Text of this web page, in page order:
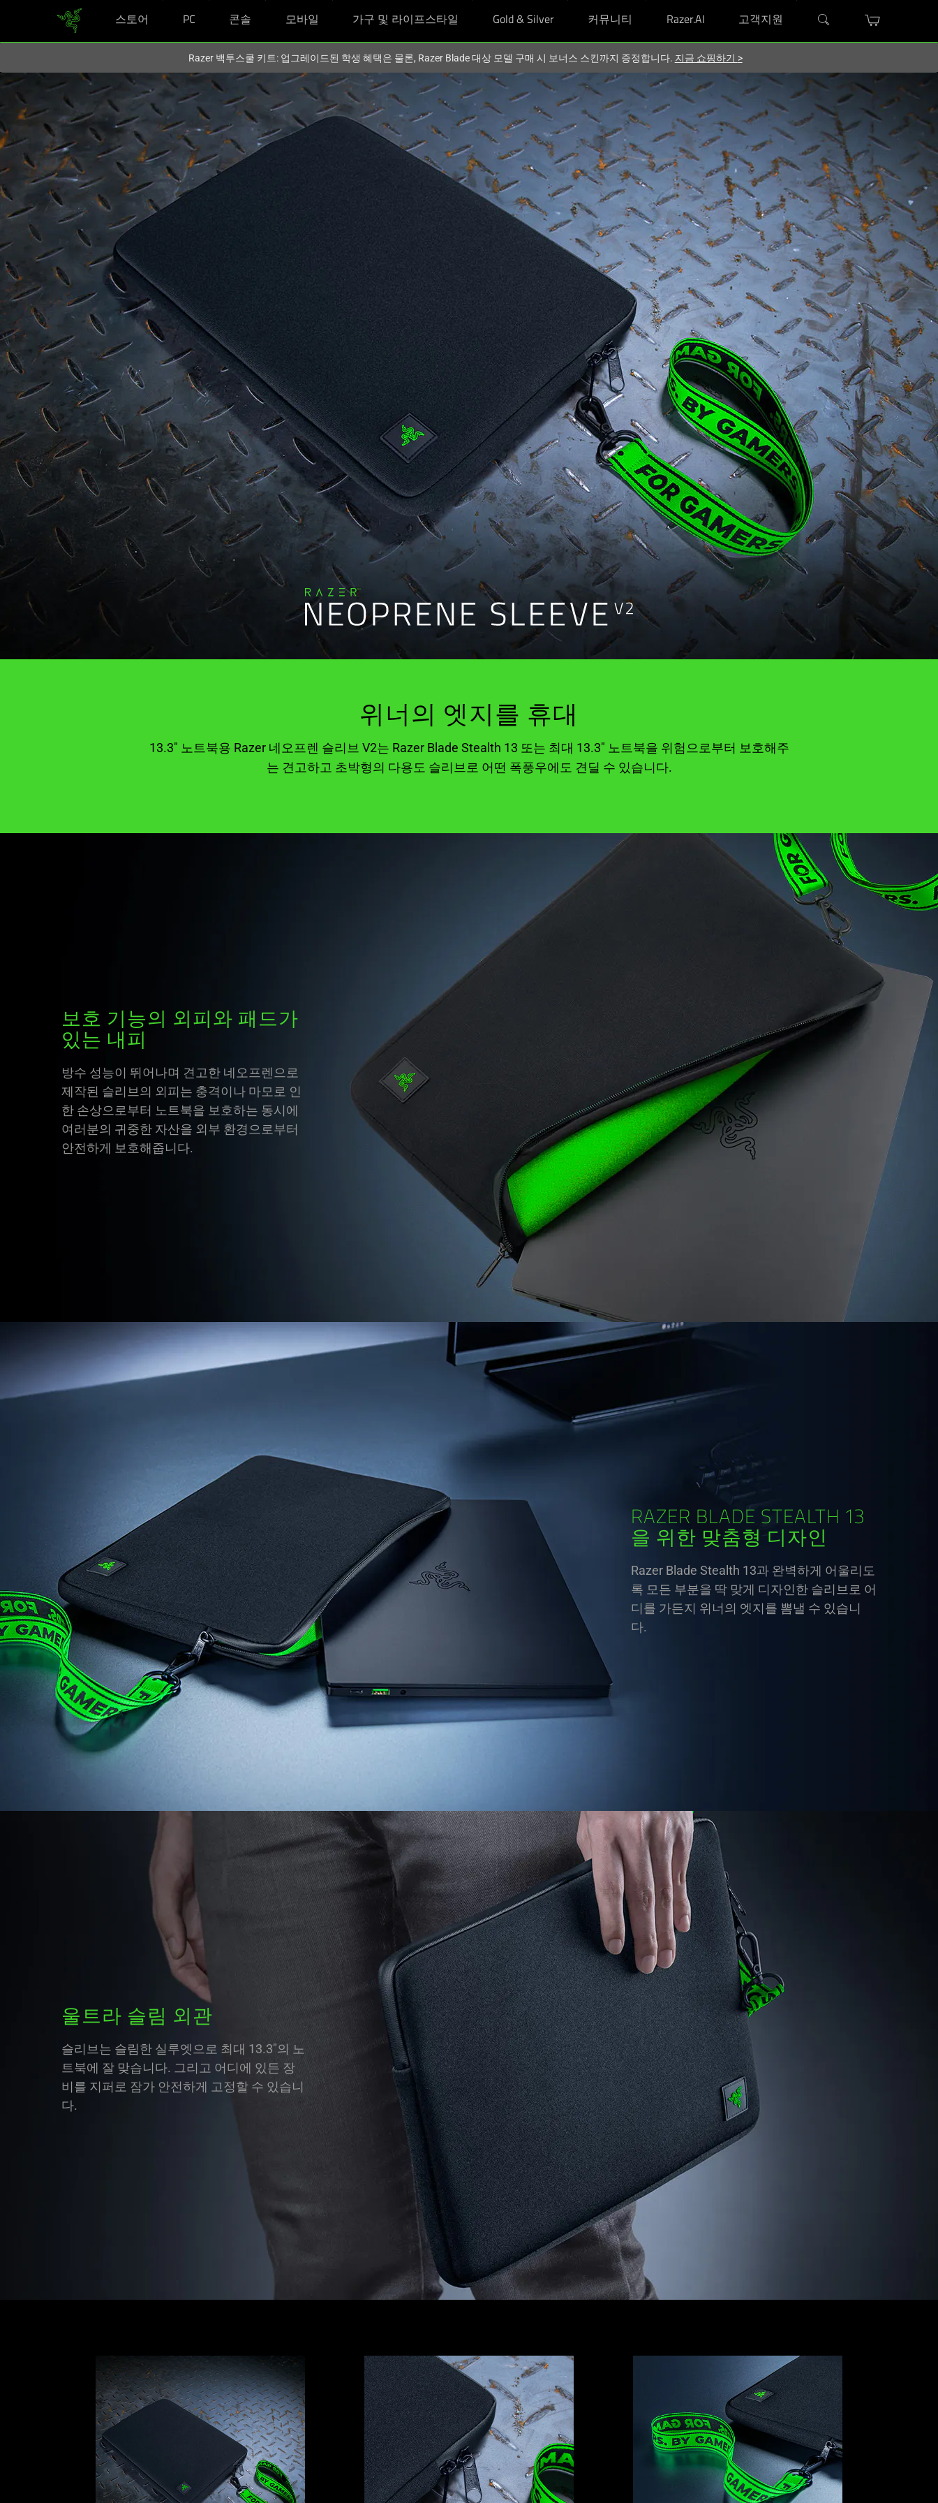
스토어 PC 콘솔 모바일 가구 및 라이프스타일 Gold & Silver 커뮤니티 Razer.AI 고객지원
Razer 백투스쿨 키트: 업그레이드된 학생 혜택은 물론, Razer Blade 대상 모델 구매 시 보너스 스킨까지 증정합니다. 지금 쇼핑하기 >
RAZER
네
오
프
렌
슬
리
브
V2
–
13.3″
노
트
북
용
위너의 엣지를 휴대
13.3" 노트북용 Razer 네오프렌 슬리브 V2는 Razer Blade Stealth 13 또는 최대 13.3" 노트북을 위험으로부터 보호해주
는 견고하고 초박형의 다용도 슬리브로 어떤 폭풍우에도 견딜 수 있습니다.
보호 기능의 외피와 패드가
있는 내피
방수 성능이 뛰어나며 견고한 네오프렌으로
제작된 슬리브의 외피는 충격이나 마모로 인
한 손상으로부터 노트북을 보호하는 동시에
여러분의 귀중한 자산을 외부 환경으로부터
안전하게 보호해줍니다.
RAZER BLADE STEALTH 13
을 위한 맞춤형 디자인
Razer Blade Stealth 13과 완벽하게 어울리도
록 모든 부분을 딱 맞게 디자인한 슬리브로 어
디를 가든지 위너의 엣지를 뽐낼 수 있습니
다.
울트라 슬림 외관
슬리브는 슬림한 실루엣으로 최대 13.3"의 노
트북에 잘 맞습니다. 그리고 어디에 있든 장
비를 지퍼로 잠가 안전하게 고정할 수 있습니
다.